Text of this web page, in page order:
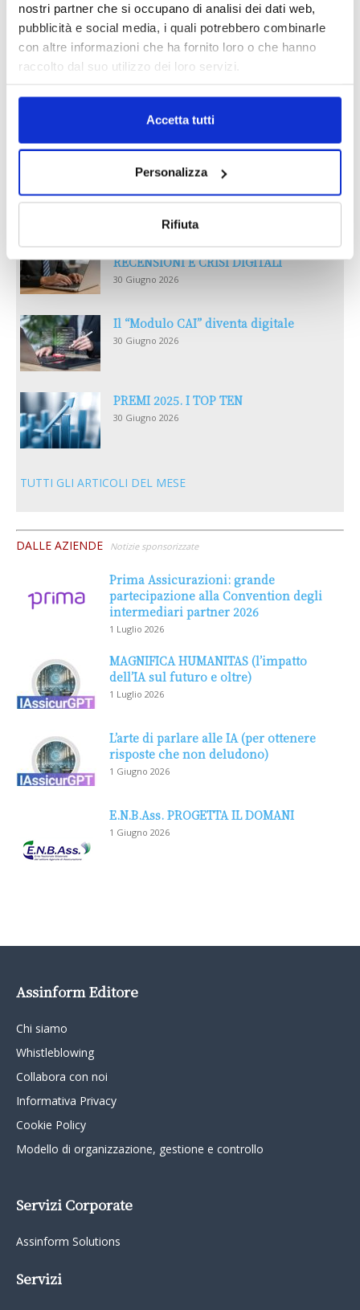
nostri partner che si occupano di analisi dei dati web,
pubblicità e social media, i quali potrebbero combinarle
con altre informazioni che ha fornito loro o che hanno
raccolto dal suo utilizzo dei loro servizi.
Accetta tutti
Personalizza
Rifiuta
Reclami e sanzioni 2025
LA GESTIONE DELLA REPUTAZIONE.
RECENSIONI E CRISI DIGITALI
30 Giugno 2026
Il “Modulo CAI” diventa digitale
30 Giugno 2026
PREMI 2025. I TOP TEN
30 Giugno 2026
TUTTI GLI ARTICOLI DEL MESE
DALLE AZIENDE Notizie sponsorizzate
Prima Assicurazioni: grande
partecipazione alla Convention degli
intermediari partner 2026
1 Luglio 2026
MAGNIFICA HUMANITAS (l’impatto
dell’IA sul futuro e oltre)
1 Luglio 2026
L’arte di parlare alle IA (per ottenere
risposte che non deludono)
1 Giugno 2026
E.N.B.Ass. PROGETTA IL DOMANI
1 Giugno 2026
Assinform Editore
Chi siamo
Whistleblowing
Collabora con noi
Informativa Privacy
Cookie Policy
Modello di organizzazione, gestione e controllo
Servizi Corporate
Assinform Solutions
Servizi